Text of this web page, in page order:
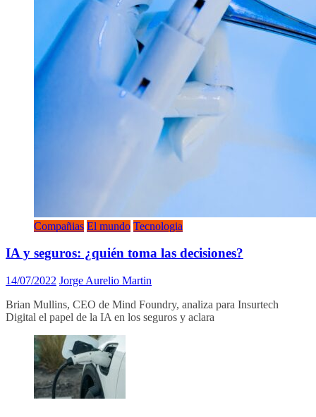
Compañias El mundo Tecnologia
IA y seguros: ¿quién toma las decisiones?
14/07/2022 Jorge Aurelio Martin
Brian Mullins, CEO de Mind Foundry, analiza para Insurtech
Digital el papel de la IA en los seguros y aclara